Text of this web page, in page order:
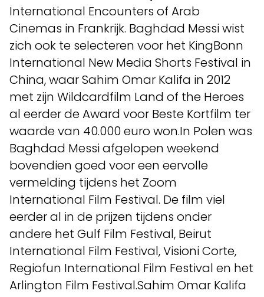
International Encounters of Arab
Cinemas in Frankrijk. Baghdad Messi wist
zich ook te selecteren voor het KingBonn
International New Media Shorts Festival in
China, waar Sahim Omar Kalifa in 2012
met zijn Wildcardfilm Land of the Heroes
al eerder de Award voor Beste Kortfilm ter
waarde van 40.000 euro won.In Polen was
Baghdad Messi afgelopen weekend
bovendien goed voor een eervolle
vermelding tijdens het Zoom
International Film Festival. De film viel
eerder al in de prijzen tijdens onder
andere het Gulf Film Festival, Beirut
International Film Festival, Visioni Corte,
Regiofun International Film Festival en het
Arlington Film Festival.Sahim Omar Kalifa